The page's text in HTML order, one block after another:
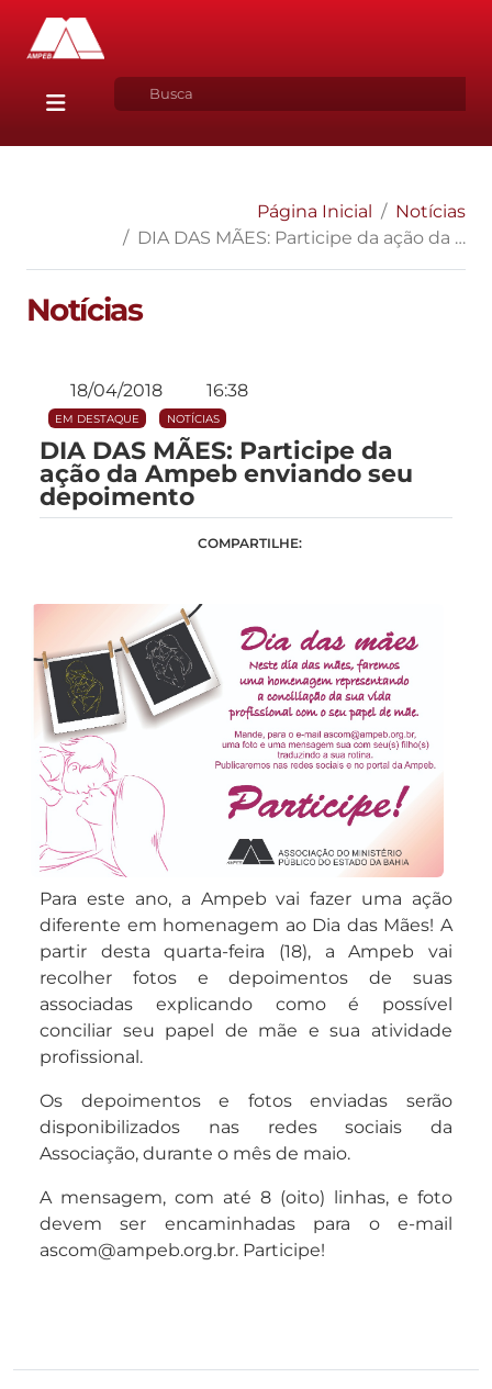
Página Inicial
Notícias
DIA DAS MÃES: Participe da ação da Ampeb enviando seu depoimento
Notícias
18/04/2018 16:38
EM DESTAQUE NOTÍCIAS
DIA DAS MÃES: Participe da
ação da Ampeb enviando seu
depoimento
COMPARTILHE:
Para este ano, a Ampeb vai fazer uma ação
diferente em homenagem ao Dia das Mães! A
partir desta quarta-feira (18), a Ampeb vai
recolher fotos e depoimentos de suas
associadas explicando como é possível
conciliar seu papel de mãe e sua atividade
profissional.
Os depoimentos e fotos enviadas serão
disponibilizados nas redes sociais da
Associação, durante o mês de maio.
A mensagem, com até 8 (oito) linhas, e foto
devem ser encaminhadas para o e-mail
ascom@ampeb.org.br. Participe!